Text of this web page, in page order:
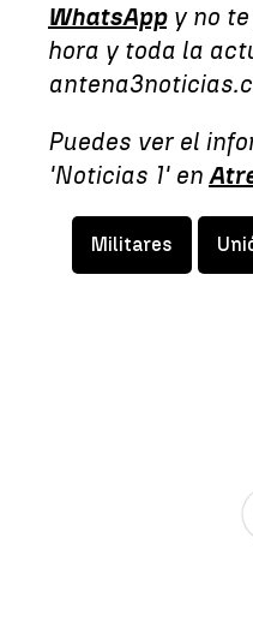
WhatsAppy no te
hora y toda la
Puedes ver el
'Noticias 1' en
Militares